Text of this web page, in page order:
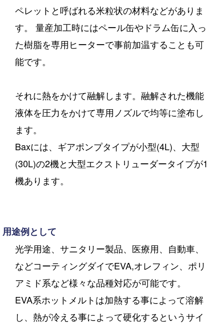
ペレットと呼ばれる米粒状の材料などがありま
す。 量産加工時にはペール缶やドラム缶に入っ
た樹脂を専用ヒーターで事前加温することも可
能です。
それに熱をかけて融解します。融解された機能
液体を圧力をかけて専用ノズルで均等に塗布し
ます。
Baxには、ギアポンプタイプが小型(4L)、大型
(30L)の2機と大型エクストリューダータイプが1
機あります。
用途例として
光学用途、サニタリー製品、医療用、自動車、
などコーティングダイでEVA,オレフィン、ポリ
アミド系など様々な品種対応が可能です。
EVA系ホットメルトは加熱する事によって溶解
し、熱が冷える事によって硬化するというサイ